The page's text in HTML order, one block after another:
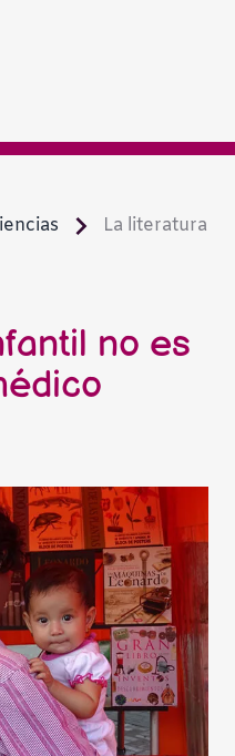
La literatura
no es
Fondo
Subrayar
Fuente